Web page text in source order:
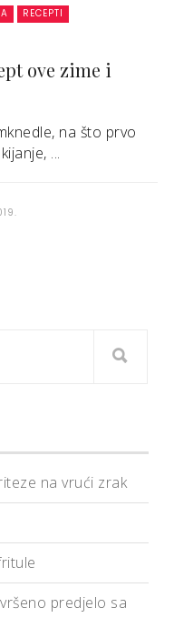
RECEPTI
ove zime i
na što prvo
...
na vrući zrak
predjelo sa